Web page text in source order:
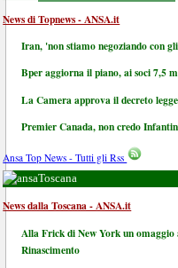
News di Topnews - ANSA.it
Iran, 'non stiamo negoziando con
Bper aggiorna il piano, ai soci 7,5
La Camera approva il decreto
Premier Canada, non credo
Ansa Top News - Tutti gli Rss
Toscana
News dalla Toscana - ANSA.it
Alla Frick di New York un omaggio
Rinascimento